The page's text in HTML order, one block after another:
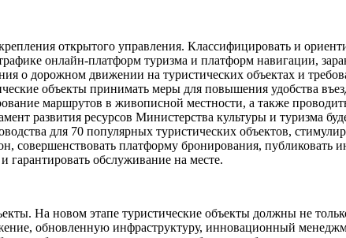
открытого управления. Классифицировать и
онлайн-платформ туризма и платформ навигации,
о дорожном движении на туристических объектах и
объекты принимать меры для повышения удобства
маршрутов в живописной местности, а также
развития ресурсов Министерства культуры и туризма
для 70 популярных туристических объектов,
совершенствовать платформу бронирования,
гарантировать обслуживание на месте.
На новом этапе туристические объекты должны не
обновленную инфраструктуру, инновационный